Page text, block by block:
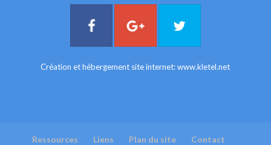
Création et hébergement site internet:www.kletel.net
Ressources Liens Plan du site
Contact